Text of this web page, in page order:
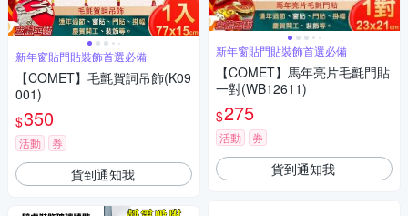
新年窗貼門貼裝飾首選必備
【COMET】毛氈賀詞吊飾(K09
001)
$350
活動 券
貨到通知我
新年窗貼門貼裝飾首選必備
【COMET】馬年亮片毛氈門貼
一對(WB12611)
$275
活動 券
貨到通知我